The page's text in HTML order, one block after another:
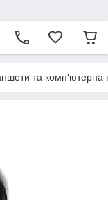
та комп'ютерна